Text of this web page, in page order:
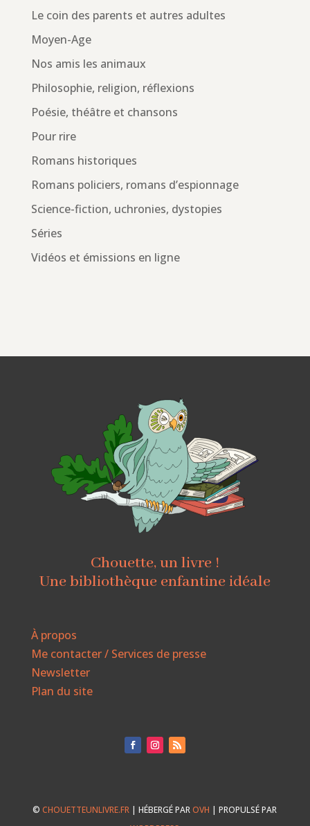
Le coin des parents et autres adultes
Moyen-Age
Nos amis les animaux
Philosophie, religion, réflexions
Poésie, théâtre et chansons
Pour rire
Romans historiques
Romans policiers, romans d’espionnage
Science-fiction, uchronies, dystopies
Séries
Vidéos et émissions en ligne
Chouette, un livre !
Une bibliothèque enfantine idéale
À propos
Me contacter / Services de presse
Newsletter
Plan du site
©CHOUETTEUNLIVRE.FR | HÉBERGÉ PAROVH | PROPULSÉ PAR